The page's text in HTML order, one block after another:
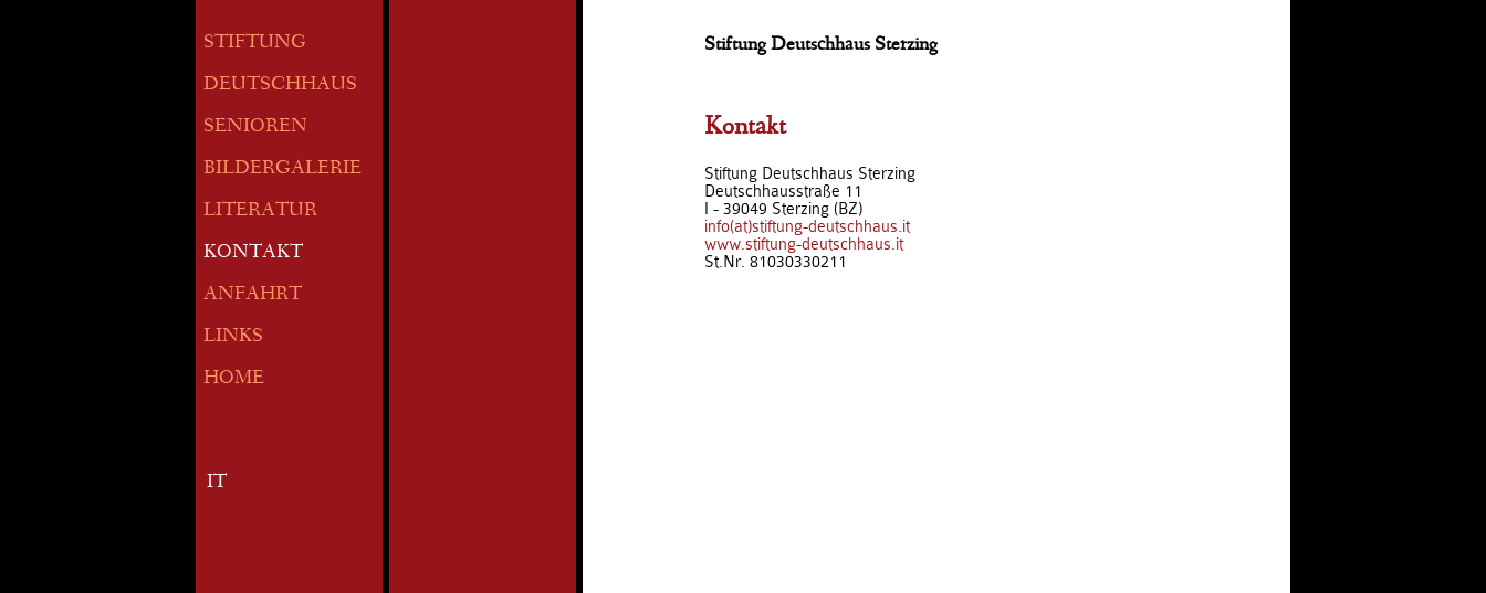
STIFTUNG
DEUTSCHHAUS
SENIOREN
BILDERGALERIE
LITERATUR
KONTAKT
ANFAHRT
LINKS
HOME
IT
Stiftung Deutschhaus Sterzing
Kontakt
Stiftung Deutschhaus Sterzing
Deutschhausstraße 11
I - 39049 Sterzing (BZ)
info(at)stiftung-deutschhaus.it
www.stiftung-deutschhaus.it
St.Nr. 81030330211